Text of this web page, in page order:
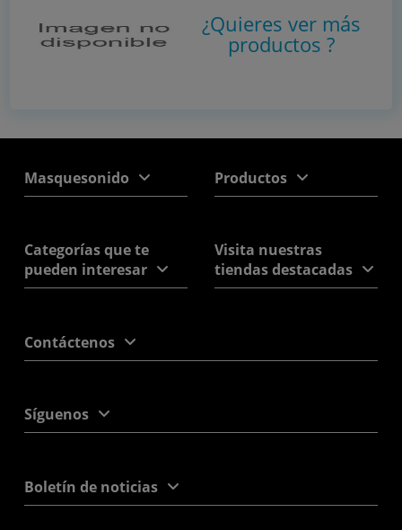
¿Quieres ver más
productos?
Masquesonido Productos
Categorías que te
pueden interesar
Visita nuestras
tiendas destacadas
Contáctenos
Síguenos
Boletín de noticias